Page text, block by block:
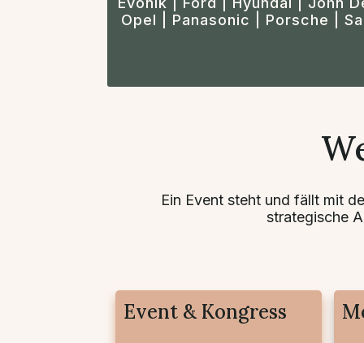
Opel | Panasonic | Porsche |
Ein Event steht und fällt mit
strategische
Event & Kongress